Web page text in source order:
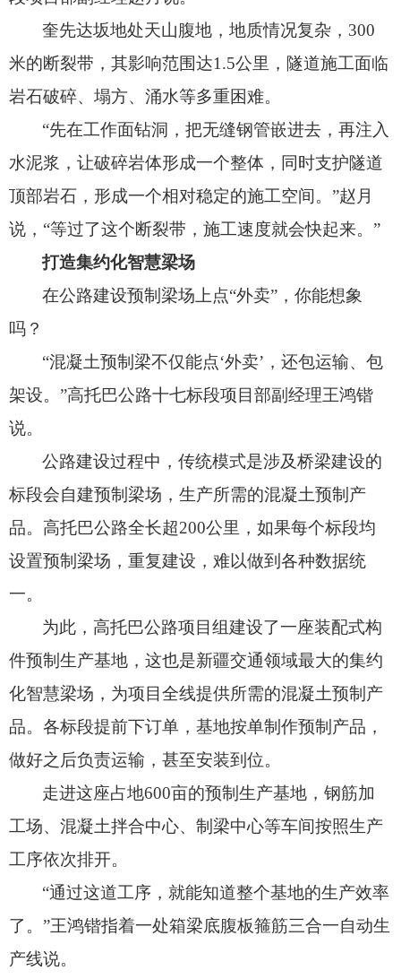
奎先达坂地处天山腹地，地质情况复杂， 300
米的断裂带， 其影响范围达1.5公里， 隧道施工面临
岩石破碎、 塌方、 涌水等多重困难。
“先在工作面钻洞，把无缝钢管嵌进去，再注入
水泥浆， 让破碎岩体形成一个整体， 同时支护隧道
顶部岩石， 形成一个相对稳定的施工空间。 ”赵月
说， “等过了这个断裂带， 施工速度就会快起来。 ”
打造集约化智慧梁场
在公路建设预制梁场上点“外卖”，你能想象
吗？
“混凝土预制梁不仅能点‘外卖’，还包运输、包
架设。 ”高托巴公路十七标段项目部副经理王鸿锴
说。
公路建设过程中，传统模式是涉及桥梁建设的
标段会自建预制梁场， 生产所需的混凝土预制产
品。 高托巴公路全长超200公里， 如果每个标段均
设置预制梁场， 重复建设， 难以做到各种数据统
一。
为此，高托巴公路项目组建设了一座装配式构
件预制生产基地， 这也是新疆交通领域最大的集约
化智慧梁场， 为项目全线提供所需的混凝土预制产
品。 各标段提前下订单， 基地按单制作预制产品，
做好之后负责运输， 甚至安装到位。
走进这座占地600亩的预制生产基地，钢筋加
工场、 混凝土拌合中心、 制梁中心等车间按照生产
工序依次排开。
“通过这道工序， 就能知道整个基地的生产效率
了。 ”王鸿锴指着一处箱梁底腹板箍筋三合一自动生
产线说。